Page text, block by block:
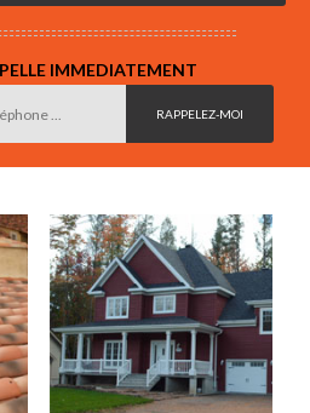
IMMEDIATEMENT